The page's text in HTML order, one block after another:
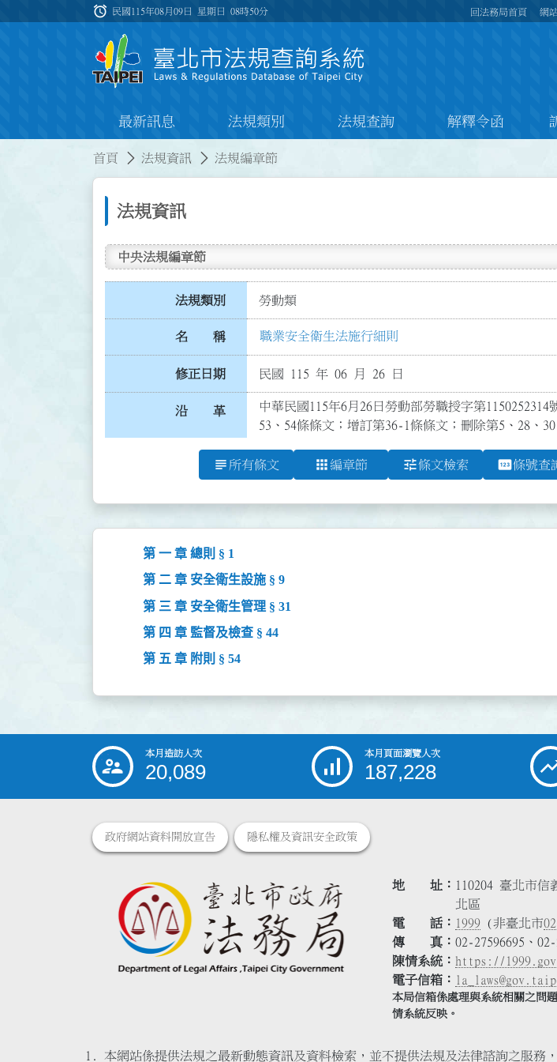
:::
alarm 民國115年08月09日 星期日08時50分 回法務局首頁 網
最新訊息 法規類別 法規查詢 解釋令函
首頁 法規資訊 法規編章節
法規資訊
中央法規編章節
法規類別 勞動類
名 稱 職業安全衛生法施行細則
修正日期 民國 115 年 06 月 26 日
沿 革
中華民國115年6月26日勞動部勞職授字第
53、54條條文；增訂第36-1條條文；刪除第5、28、
subject 所有條文 apps 編章節 tune條文檢索 pin條號查
第 一 章 總則 § 1
第 二 章 安全衛生設施 § 9
第 三 章 安全衛生管理 § 31
第 四 章 監督及檢查 § 44
第 五 章 附則 § 54
::: 本月造訪人次
20,089
本月頁面瀏覽人次
187,228
政府網站資料開放宣告 隱私權及資訊安全政策
地 址
110204 臺北市信
北區
電 話
1999 (非臺北市
傳 真
02-27596695、
陳情系統
https://
電子信箱
本局信箱係處理與系統相關之問
情系統反映。
本網站係提供法規之最新動態資訊及資料檢索，並不提供法規及法律諮詢之服務